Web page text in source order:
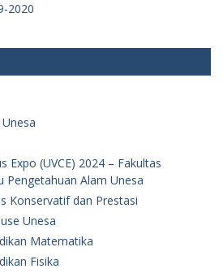
2020
Expo (UVCE) 2024 – Fakultas
Pengetahuan Alam Unesa
Konservatif dan Prestasi
Unesa
Matematika
Fisika